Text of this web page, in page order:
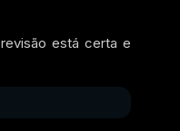
está certa e